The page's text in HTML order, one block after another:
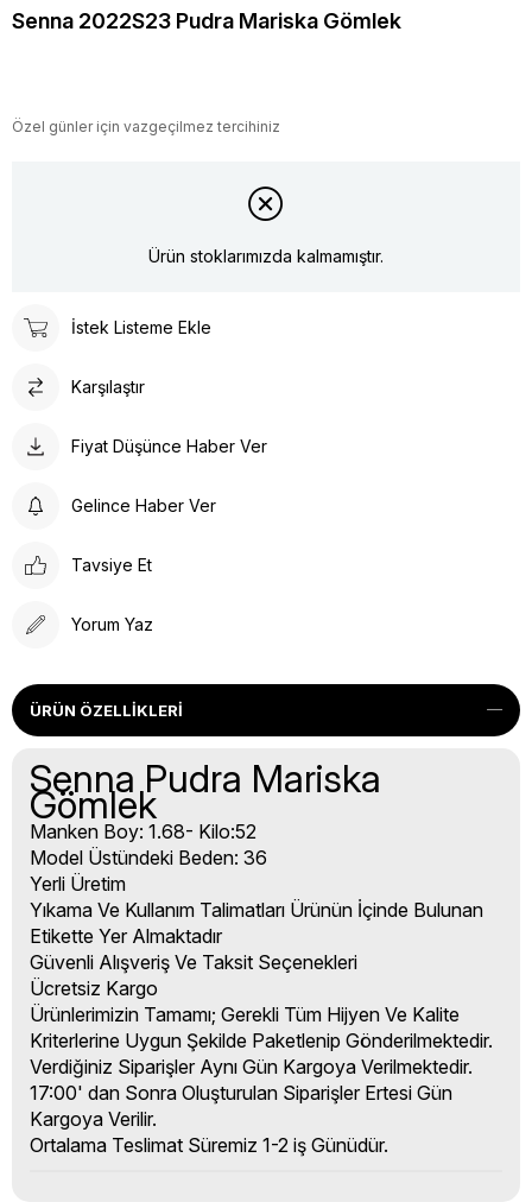
Senna 2022S23 Pudra Mariska Gömlek
Özel günler için vazgeçilmez tercihiniz
Ürün stoklarımızda kalmamıştır.
İstek Listeme Ekle
Karşılaştır
Fiyat Düşünce Haber Ver
Gelince Haber Ver
Tavsiye Et
Yorum Yaz
ÜRÜN ÖZELLIKLERI
Senna Pudra Mariska
Gömlek
Manken Boy: 1.68- Kilo:52
Model Üstündeki Beden: 36
Yerli Üretim
Yıkama Ve Kullanım Talimatları Ürünün İçinde Bulunan
Etikette Yer Almaktadır
Güvenli Alışveriş Ve Taksit Seçenekleri
Ücretsiz Kargo
Ürünlerimizin Tamamı; Gerekli Tüm Hijyen Ve Kalite
Kriterlerine Uygun Şekilde Paketlenip Gönderilmektedir.
Verdiğiniz Siparişler Aynı Gün Kargoya Verilmektedir.
17:00' dan Sonra Oluşturulan Siparişler Ertesi Gün
Kargoya Verilir.
Ortalama Teslimat Süremiz 1-2 iş Günüdür.